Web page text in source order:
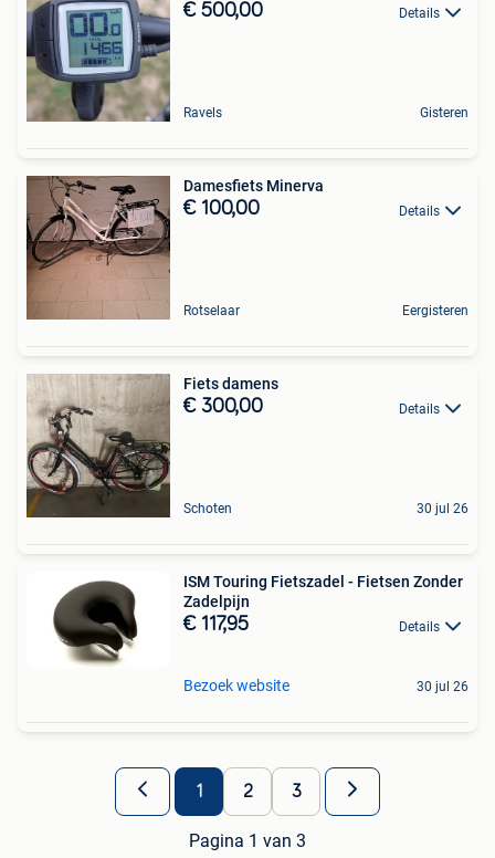
€ 500,00 Details
Ravels Gisteren
Damesfiets Minerva
€ 100,00 Details
Rotselaar Eergisteren
Fiets damens
€ 300,00 Details
Schoten 30 jul 26
ISM Touring Fietszadel - Fietsen Zonder
Zadelpijn
€ 117,95 Details
Bezoek website 30 jul 26
1 2 3
Pagina 1 van 3